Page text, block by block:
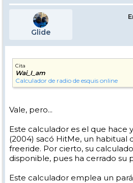
Glide
Cita
Wai_I_am
Calculador de radio de esquis online
Vale, pero...
Este calculador es el que hace
(2004) sacó HitMe, un habitual
freeride. Por cierto, su
disponible, pues ha cerrado su
Este calculador emplea un